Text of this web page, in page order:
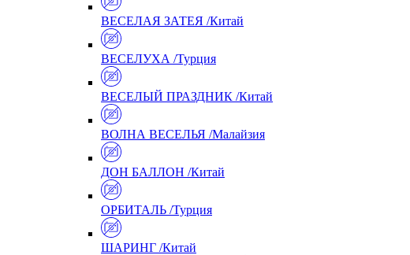
ВЕСЕЛАЯ ЗАТЕЯ /Китай
ВЕСЕЛУХА /Турция
ВЕСЕЛЫЙ ПРАЗДНИК /Китай
ВОЛНА ВЕСЕЛЬЯ /Малайзия
ДОН БАЛЛОН /Китай
ОРБИТАЛЬ /Турция
ШАРИНГ /Китай